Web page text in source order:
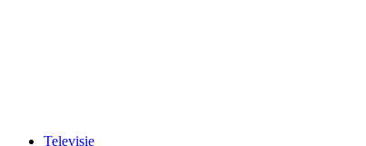
Televisie